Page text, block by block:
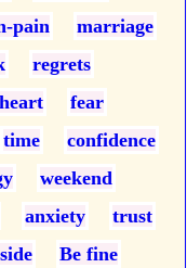
pain
marriage
regrets
heart
fear
time
confidence
weekend
anxiety
trust
Be fine